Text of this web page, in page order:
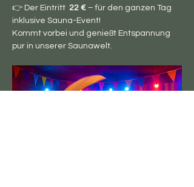
👉 Der Eintritt 22 € – für den ganzen Tag
inklusive Sauna-Event!
Kommt vorbei und genießt Entspannung
pur in unserer Saunawelt.